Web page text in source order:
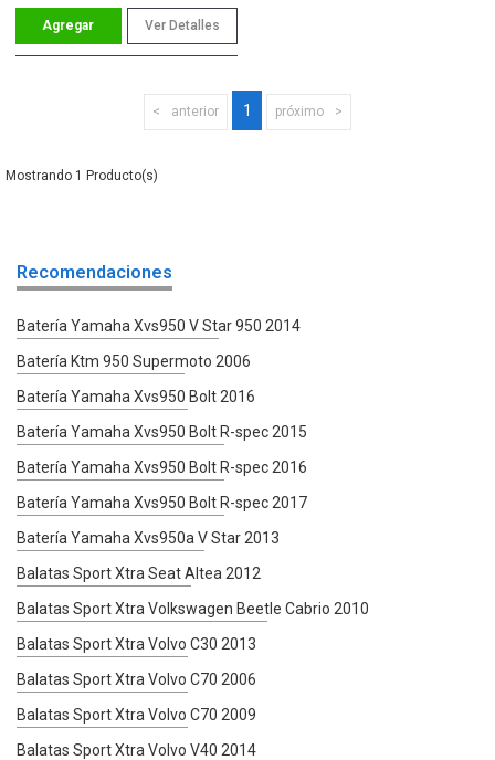
Ver Detalles
anterior 1 próximo
1
Recomendaciones
Batería Yamaha Xvs950 V Star 950 2014
Batería Ktm 950 Supermoto 2006
Batería Yamaha Xvs950 Bolt 2016
Batería Yamaha Xvs950 Bolt R-spec 2015
Batería Yamaha Xvs950 Bolt R-spec 2016
Batería Yamaha Xvs950 Bolt R-spec 2017
Batería Yamaha Xvs950a V Star 2013
Balatas Sport Xtra Seat Altea 2012
Balatas Sport Xtra Volkswagen Beetle Cabrio 2010
Balatas Sport Xtra Volvo C30 2013
Balatas Sport Xtra Volvo C70 2006
Balatas Sport Xtra Volvo C70 2009
Balatas Sport Xtra Volvo V40 2014